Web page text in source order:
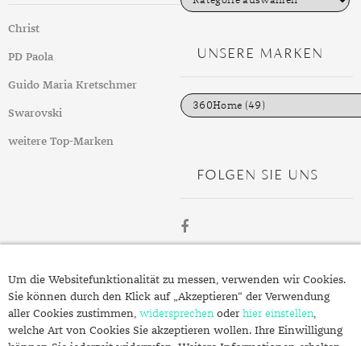
Christ
PD Paola
Guido Maria Kretschmer
Swarovski
weitere Top-Marken
a
e
n
UNSERE MARKEN
FOLGEN SIE UNS
SCHMUCK.DE
Fragen zu Ihrer Bestellung?
Um die Websitefunktionalität zu messen, verwenden wir Cookies.
Sie können durch den Klick auf „Akzeptieren“ der Verwendung
aller Cookies zustimmen, widersprechenoder hier einstellen,
welche Art von Cookies Sie akzeptieren wollen. Ihre Einwilligung